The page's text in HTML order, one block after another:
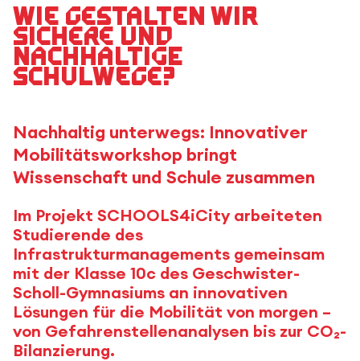
Wie gestalten wir
sichere und
nachhaltige
Schulwege?
Nachhaltig unterwegs: Innovativer
Mobilitätsworkshop bringt
Wissenschaft und Schule zusammen
Im Projekt SCHOOLS4iCity arbeiteten
Studierende des
Infrastrukturmanagements gemeinsam
mit der Klasse 10c des Geschwister-
Scholl-Gymnasiums an innovativen
Lösungen für die Mobilität von morgen –
von Gefahrenstellenanalysen bis zur CO₂-
Bilanzierung.